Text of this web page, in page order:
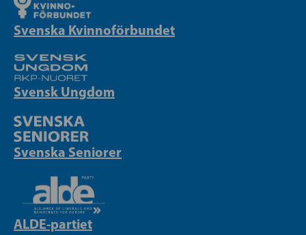
Svenska Kvinnoförbundet
Svensk Ungdom
Svenska Seniorer
ALDE-partiet